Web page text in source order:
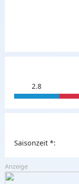
2.8
Saisonzeit *:
Anzeige